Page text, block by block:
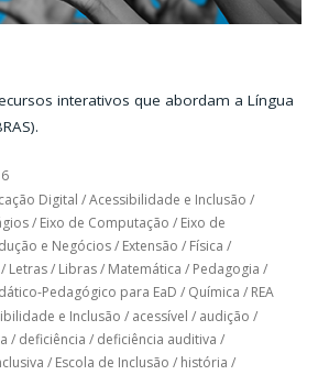
interativos que abordam a Língua
Digital /Acessibilidade e Inclusão /
/ Eixo de Computação / Eixo de
e Negócios/ Extensão / Física /
/ Letras/ Libras/ Matemática / Pedagogia /
Pedagógico para EaD / Química / REA
e Inclusão / acessível / audição /
/ deficiência / deficiência auditiva /
/ Escola de Inclusão / história /